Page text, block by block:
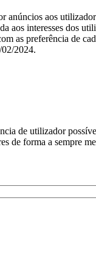
anúncios aos
aos interesses dos
as preferência de
2024.
de utilizador
de forma a sempre